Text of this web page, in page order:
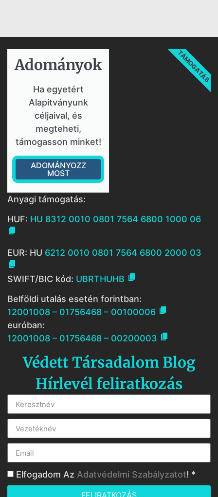
Adományok​
Ha egyetért
Alapítványunk
céljaival, és
megteheti,
támogasson minket!
ADOMÁNYOZZ
MOST
TÁMOGATÁS
Anyagi támogatás:
HUF: HU 8312 0010 0801 7564 6800 1000 06

EUR: HU 6212 0010 0801 7564 6800 2000 03

SWIFT/BIC kód: UBRTHUHB 
Belföldi utalás esetén forintban:
12001008 – 01756468 – 00100006 
euróban:
12001008 – 01756468 – 00200003 
Védett Társadalom Blog
Hírlevél feliratkozás
Elfogadom Az Adatvédelmi Szabályzatot! *